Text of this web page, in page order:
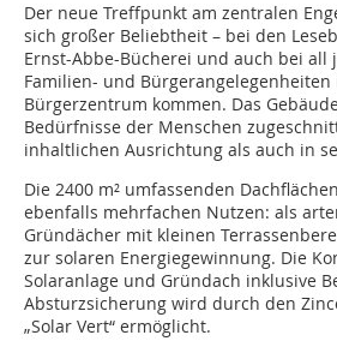
Der neue Treffpunkt am zentralen
sich großer Beliebtheit – bei den
Ernst-Abbe-Bücherei und auch bei all
Familien- und Bürgerangelegenheiten
Bürgerzentrum kommen. Das
Bedürfnisse der Menschen
inhaltlichen Ausrichtung als auch in
Die 2400 m² umfassenden
ebenfalls mehrfachen Nutzen: als
Gründächer mit kleinen
zur solaren Energiegewinnung. Die
Solaranlage und Gründach inklusive
Absturzsicherung wird durch den
„Solar Vert“ ermöglicht.